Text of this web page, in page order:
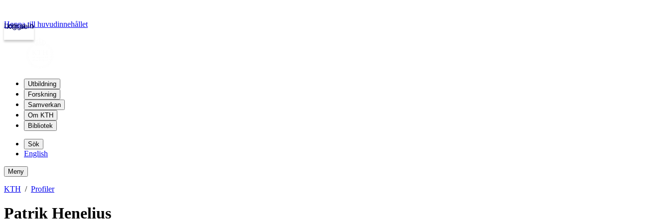
kth.se
Logga in
Hoppa till huvudinnehållet
Utbildning
Forskning
Samverkan
Om KTH
Bibliotek
Sök
English
Meny
KTH Profiler
Patrik Henelius